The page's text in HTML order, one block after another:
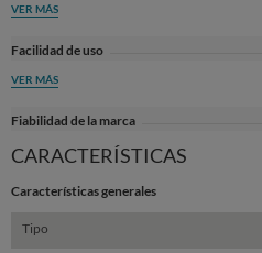
VER MÁS
Facilidad de uso
VER MÁS
Fiabilidad de la marca
CARACTERÍSTICAS
Características generales
Tipo